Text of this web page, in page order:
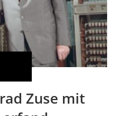
Zuse mit